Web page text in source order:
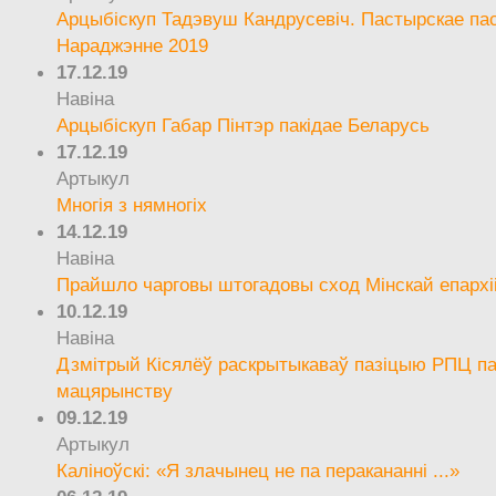
Арцыбіскуп Тадэвуш Кандрусевіч. Пастырскае
Нараджэнне 2019
17.12.19
Навіна
Арцыбіскуп Габар Пінтэр пакідае Беларусь
17.12.19
Артыкул
Многія з нямногіх
14.12.19
Навіна
Прайшло чарговы штогадовы сход Мінскай
10.12.19
Навіна
Дзмітрый Кісялёў раскрытыкаваў пазіцыю РПЦ
мацярынству
09.12.19
Артыкул
Каліноўскі: «Я злачынец не па перакананні ...»